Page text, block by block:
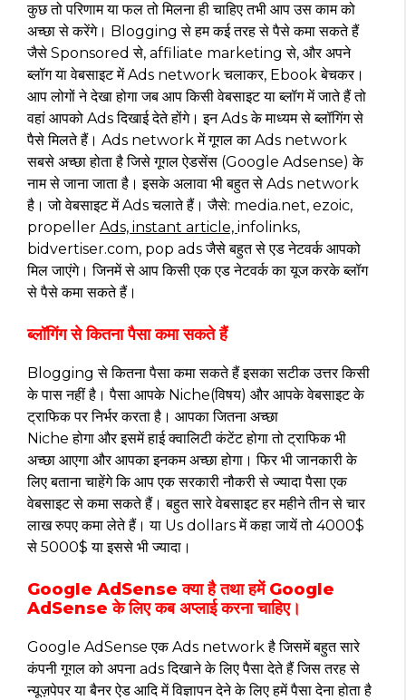
कुछ तो परिणाम या फल तो मिलना ही चाहिए तभी आप उस काम को
अच्छा से करेंगे। Blogging से हम कई तरह से पैसे कमा सकते हैं
जैसे Sponsored से, affiliate marketing से, और अपने
ब्लॉग या वेबसाइट में Ads network चलाकर, Ebook बेचकर।
आप लोगों ने देखा होगा जब आप किसी वेबसाइट या ब्लॉग में जाते हैं तो
वहां आपको Ads दिखाई देते होंगे। इन Ads के माध्यम से ब्लॉगिंग से
पैसे मिलते हैं। Ads network में गूगल का Ads network
सबसे अच्छा होता है जिसे गूगल ऐडसेंस (Google Adsense) के
नाम से जाना जाता है। इसके अलावा भी बहुत से Ads network
है। जो वेबसाइट में Ads चलाते हैं। जैसे: media.net, ezoic,
propeller Ads, instant article, infolinks,
bidvertiser.com, pop ads जैसे बहुत से एड नेटवर्क आपको
मिल जाएंगे। जिनमें से आप किसी एक एड नेटवर्क का यूज करके ब्लॉग
से पैसे कमा सकते हैं।
ब्लॉगिंग से कितना पैसा कमा सकते हैं
Blogging से कितना पैसा कमा सकते हैं इसका सटीक उत्तर किसी
के पास नहीं है। पैसा आपके Niche(विषय) और आपके वेबसाइट के
ट्राफिक पर निर्भर करता है। आपका जितना अच्छा
Niche होगा और इसमें हाई क्वालिटी कंटेंट होगा तो ट्राफिक भी
अच्छा आएगा और आपका इनकम अच्छा होगा। फिर भी जानकारी के
लिए बताना चाहेंगे कि आप एक सरकारी नौकरी से ज्यादा पैसा एक
वेबसाइट से कमा सकते हैं। बहुत सारे वेबसाइट हर महीने तीन से चार
लाख रुपए कमा लेते हैं। या Us dollars में कहा जायें तो 4000$
से 5000$ या इससे भी ज्यादा।
Google AdSense क्या है तथा हमें Google
AdSense के लिए कब अप्लाई करना चाहिए।
Google AdSense एक Ads network है जिसमें बहुत सारे
कंपनी गूगल को अपना ads दिखाने के लिए पैसा देते हैं जिस तरह से
न्यूज़पेपर या बैनर ऐड आदि में विज्ञापन देने के लिए हमें पैसा देना होता है